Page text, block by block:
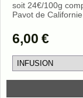
soit 24€/100g
Pavot de
6,00 €